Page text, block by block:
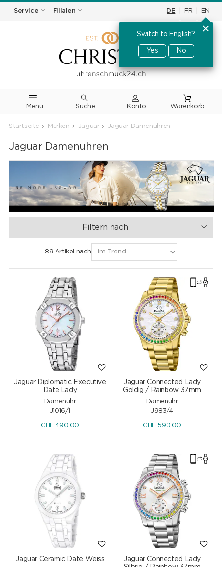
Service Filialen DE FR EN
Switch to English?
Yes No
Menü Suche Warenkorb
Startseite Marken Jaguar Jaguar Damenuhren
Jaguar Damenuhren
Filtern nach
89 Artikel nach
Jaguar Diplomatic Executive
Date Lady
Damenuhr
J1016/1
CHF 490.00
Jaguar Connected Lady
Goldig / Rainbow 37mm
Damenuhr
J983/4
CHF 590.00
Jaguar Ceramic Date Weiss
Jaguar Connected Lady